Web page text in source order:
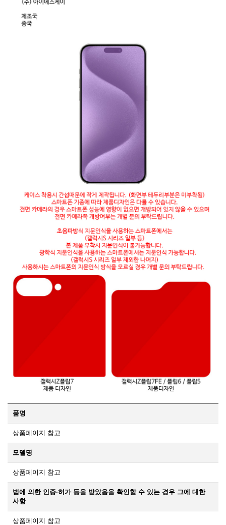
품명
상품페이지 참고
모델명
상품페이지 참고
법에 의한 인증·허가 등을 받았음을 확인할 수 있는 경우 그에 대한
사항
상품페이지 참고